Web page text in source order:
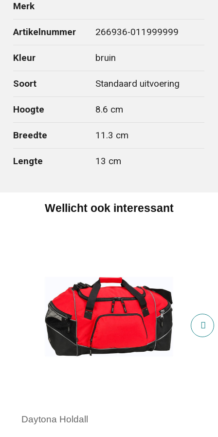
Merk
Artikelnummer 266936-011999999
Kleur bruin
Soort Standaard uitvoering
Hoogte 8.6 cm
Breedte 11.3 cm
Lengte 13 cm
Wellicht ook interessant
Daytona Holdall